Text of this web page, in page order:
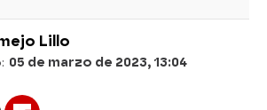
Lillo
05 de marzo de 2023, 13:04